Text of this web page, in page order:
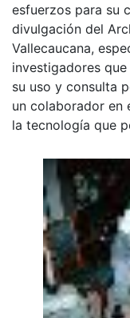
esfuerzos para su
divulgación del
Vallecaucana,
investigadores
su uso y consulta
un colaborador en
la tecnología que